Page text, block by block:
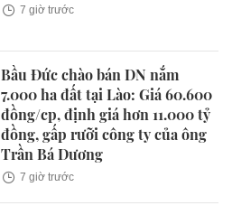
7 giờ trước
Bầu Đức chào bán DN nắm
7.000 ha đất tại Lào: Giá 60.600
đồng/cp, định giá hơn 11.000 tỷ
đồng, gấp rưỡi công ty của ông
Trần Bá Dương
7 giờ trước